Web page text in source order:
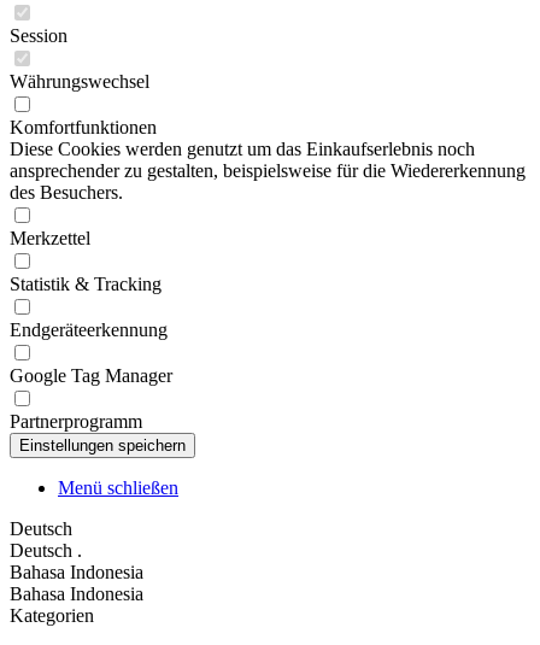
Session
Währungswechsel
Komfortfunktionen
Diese Cookies werden genutzt um das Einkaufserlebnis noch
ansprechender zu gestalten, beispielsweise für die Wiedererkennung
des Besuchers.
Merkzettel
Statistik & Tracking
Endgeräteerkennung
Google Tag Manager
Partnerprogramm
Menü schließen
Deutsch
Deutsch .
Bahasa Indonesia
Bahasa Indonesia
Kategorien